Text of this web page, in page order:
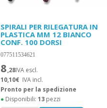
SPIRALI PER RILEGATURA IN
PLASTICA MM 12 BIANCO
CONF. 100 DORSI
077511534621
8,28IVA escl.
10,10€ IVA incl.
Pronto per la spedizione
●Disponibili: 13pezzi